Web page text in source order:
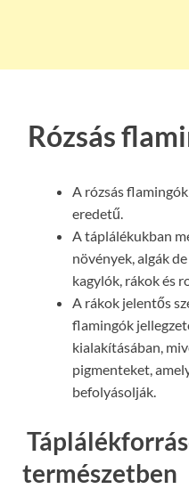
Rózsás
A rózsás
eredetű.
A táplálékukban
növények, algák
kagylók, rákok és
A rákok jelentős
flamingók
kialakításában,
pigmenteket,
befolyásolják.
természetben